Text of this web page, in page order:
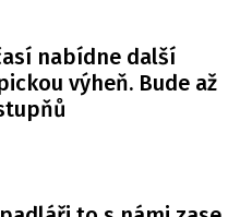
nabídne další
výheň. Bude až